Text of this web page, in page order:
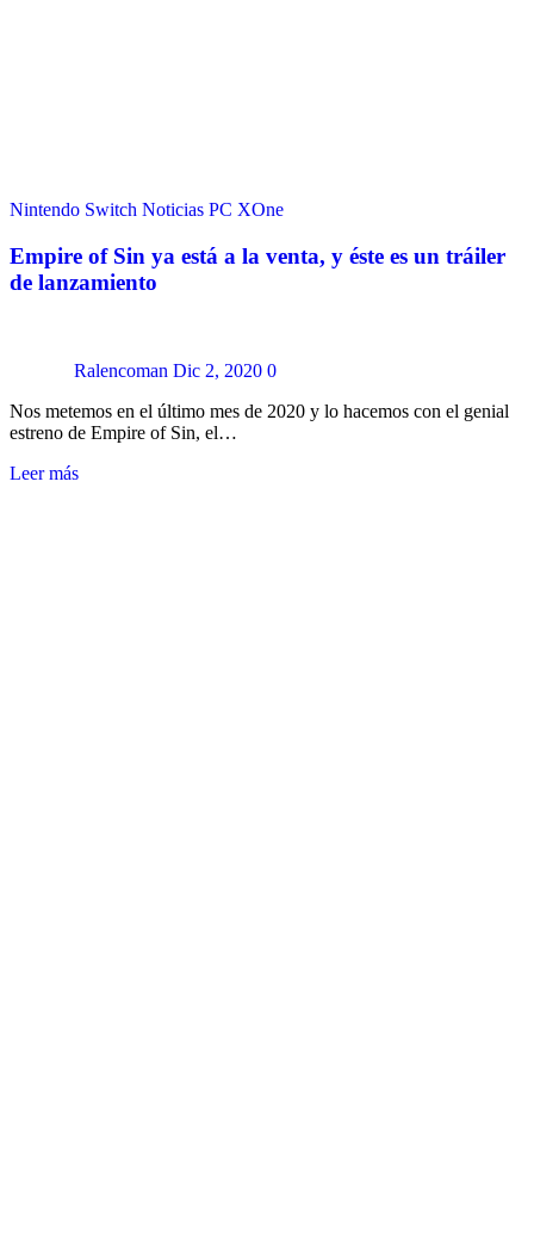
Nintendo Switch Noticias PC XOne
Empire of Sin ya está a la venta, y éste es un tráiler
de lanzamiento
Ralencoman Dic 2, 2020 0
Nos metemos en el último mes de 2020 y lo hacemos con el genial
estreno de Empire of Sin, el…
Leer más